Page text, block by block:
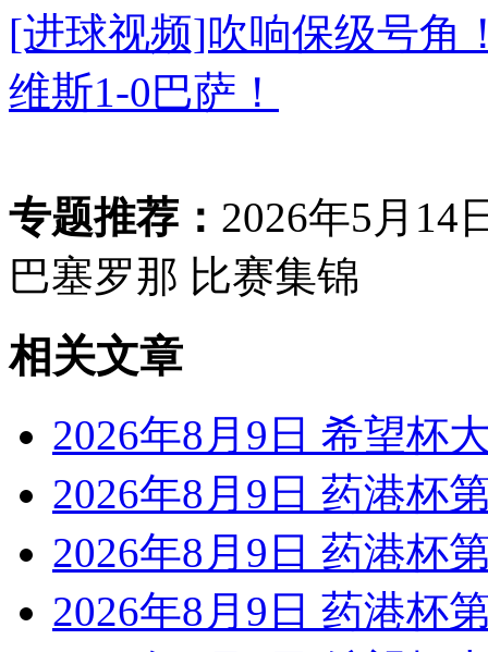
[进球视频]吹响保级号角
维斯1-0巴萨！
专题推荐： 2026年5月14
巴塞罗那 比赛集锦
相关文章
2026年8月9日 希望杯
2026年8月9日 药港杯
2026年8月9日 药港杯
2026年8月9日 药港杯